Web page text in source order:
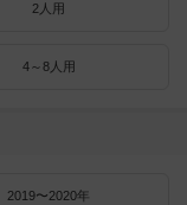
2人用
4～8人用
2019〜2020年